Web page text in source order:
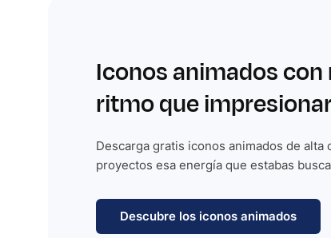
Iconos animados
ritmo que
Descarga gratis iconos animados de alta
proyectos esa energía que estabas
Descubre los iconos animados